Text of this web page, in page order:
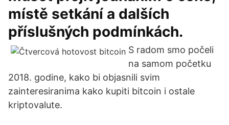
místě setkání a dalších
příslušných podmínkách.
S radom smo počeli
na samom početku
2018. godine, kako bi objasnili svim
zainteresiranima kako kupiti bitcoin i ostale
kriptovalute.